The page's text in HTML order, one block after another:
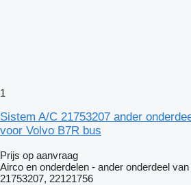
1
Sistem A/C 21753207 ander
voor Volvo B7R bus
Prijs op aanvraag
Airco en onderdelen - ander onderdeel
21753207, 22121756